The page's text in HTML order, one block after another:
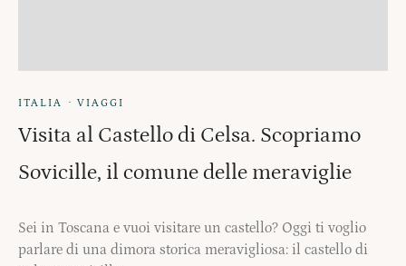
ITALIA · VIAGGI
Visita al Castello di Celsa. Scopriamo
Sovicille, il comune delle meraviglie
Sei in Toscana e vuoi visitare un castello? Oggi ti voglio
parlare di una dimora storica meravigliosa: il castello di